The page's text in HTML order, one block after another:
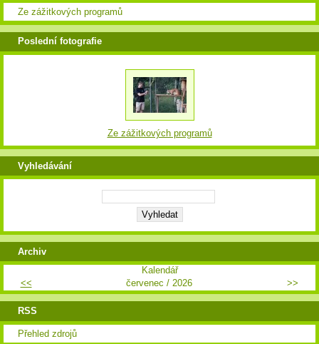
Ze zážitkových programů
Poslední fotografie
Ze zážitkových programů
Vyhledávání
Archiv
Kalendář
<<
červenec / 2026 >>
RSS
Přehled zdrojů